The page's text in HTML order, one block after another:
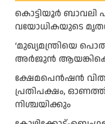
കൊട്ടിയൂർ
വയോധികയുടെ
‘മുഖ്യമന്ത്രിയെ
അർജുൻ
ക്ഷേമപെൻഷൻ
പ്രതിപക്ഷം,
നിശ്ചയിക്കും